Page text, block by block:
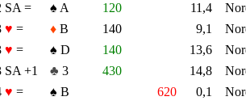
SA = ♠ A 120 11,4
♥ = ♦ B 140 9,1
♥ = ♠ D 140 13,6
SA +1 ♣ 3 430 14,8
♥ = ♠ B 620 0,1